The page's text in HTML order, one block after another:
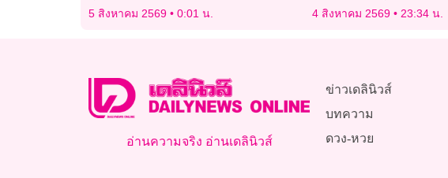
5 สิงหาคม 2569 0:01 น. 4 สิงหาคม 2569 23:34 น.
อ่านความจริง อ่านเดลินิวส์
ข่าวเดลินิวส์
บทความ
ดวง-หวย